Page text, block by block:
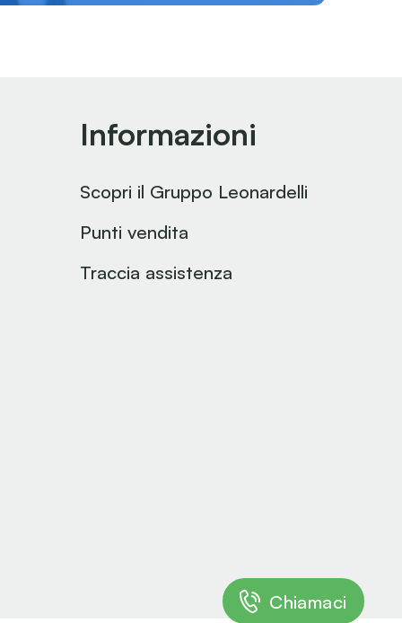
Informazioni
Scopri il Gruppo Leonardelli
Punti vendita
Traccia assistenza
Chiamaci